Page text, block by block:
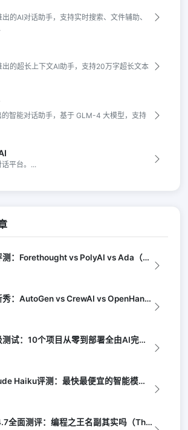
的AI对话助手，支持实时搜索、文件辅助、
出的超长上下文AI助手，支持20万字超长文本
的智能对话助手，基于 GLM-4 大模型，支持
平台。...
AI全渠道客服评测：Forethought vs PolyAI vs Ada（G...
AI智能体框架新秀：AutoGen vs CrewAI vs OpenHands...
AI自动编程终极测试：10个项目从零到部署全由AI完成（Y Combinator...
Anthropic Claude Haiku评测：最快最便宜的智能模型（Late...
Claude Opus 4.7全面测评：编程之王名副其实吗（The Verge）